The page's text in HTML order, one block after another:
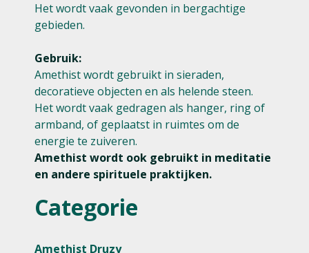
Het wordt vaak gevonden in bergachtige
gebieden.
Gebruik:
Amethist wordt gebruikt in sieraden,
decoratieve objecten en als helende steen.
Het wordt vaak gedragen als hanger, ring of
armband, of geplaatst in ruimtes om de
energie te zuiveren.
Amethist wordt ook gebruikt in meditatie
en andere spirituele praktijken.
Categorie
Amethist Druzy